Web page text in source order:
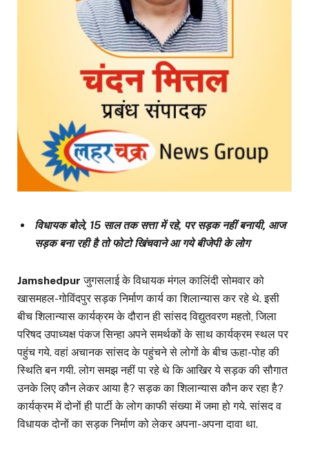
विधायक बोले, 15 साल तक सत्ता में रहे, पर सड़क नहीं बनायी, आज
सड़क बना रही है तो फोटो खिंचवाने आ गये बीजेपी के लोग
Jamshedpurजुगसलाई के विधायक मंगल कालिंदी सोमवार को
खासमहल-गोविंदपुर सड़क निर्माण कार्य का शिलान्यास कर रहे थे. इसी
बीच शिलान्यास कार्यक्रम के दौरान ही सांसद विद्युतवरण महतो, जिला
परिषद उपाध्यक्ष पंकज सिन्हा अपने समर्थकों के साथ कार्यक्रम स्थल पर
पहुंच गये. वहां अचानक सांसद के पहुंचने से लोगों के बीच ऊहा-पोह की
स्थिति बन गयी. लोग समझ नहीं पा रहे थे कि आखिर ये सड़क की सौगात
उनके लिए कौन लेकर आया है? सड़क का शिलान्यास कौन कर रहा है?
कार्यक्रम में दोनों ही पार्टी के लोग काफी संख्या में जमा हो गये. सांसद व
विधायक दोनों का सड़क निर्माण को लेकर अपना-अपना दावा था.